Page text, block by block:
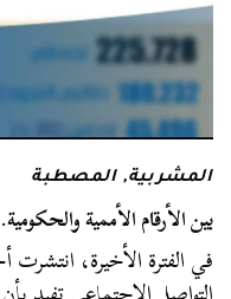
المشربية,المصطبة
بين الأرقام الأممية
في الفترة الأخيرة، انتشرت